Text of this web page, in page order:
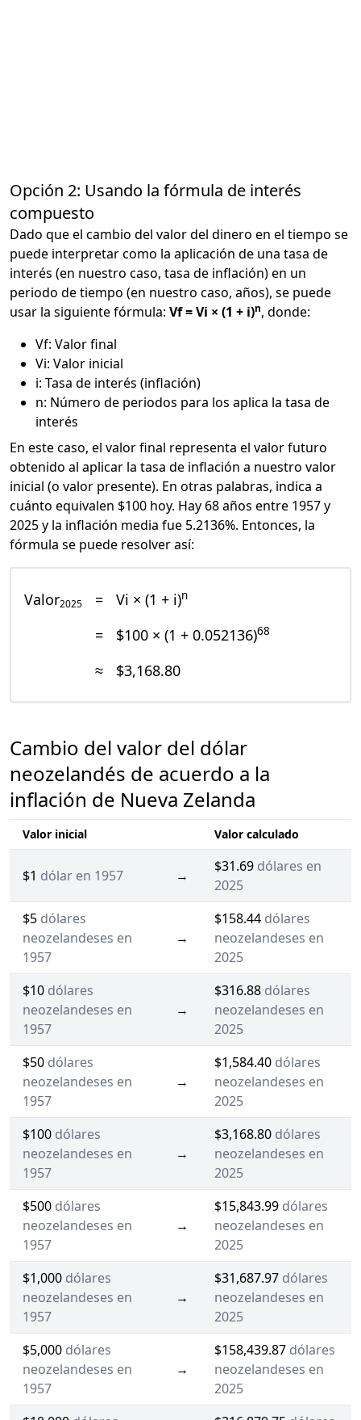
Opción 2: Usando la fórmula de interés
compuesto
Dado que el cambio del valor del dinero en el tiempo se
puede interpretar como la aplicación de una tasa de
interés (en nuestro caso, tasa de inflación) en un
periodo de tiempo (en nuestro caso, años), se puede
usar la siguiente fórmula: Vf = Vi × (1 + i)n, donde:
Vf: Valor final
Vi: Valor inicial
i: Tasa de interés (inflación)
n: Número de periodos para los aplica la tasa de
interés
En este caso, el valor final representa el valor futuro
obtenido al aplicar la tasa de inflación a nuestro valor
inicial (o valor presente). En otras palabras, indica a
cuánto equivalen $100 hoy. Hay 68 años entre 1957 y
2025 y la inflación media fue 5.2136%. Entonces, la
fórmula se puede resolver así:
Valor2025 = Vi × (1 + i)n
= $100 × (1 + 0.052136)68
≈ $3,168.80
Cambio del valor del dólar
neozelandés de acuerdo a la
inflación de Nueva Zelanda
Valor inicial Valor calculado
$1 dólar en 1957 →
$31.69 dólares en
2025
$5 dólares
neozelandeses en
1957
→
$158.44 dólares
neozelandeses en
2025
$10 dólares
neozelandeses en
1957
→
$316.88 dólares
neozelandeses en
2025
$50 dólares
neozelandeses en
1957
→
$1,584.40 dólares
neozelandeses en
2025
$100 dólares
neozelandeses en
1957
→
$3,168.80 dólares
neozelandeses en
2025
$500 dólares
neozelandeses en
1957
→
$15,843.99 dólares
neozelandeses en
2025
$1,000 dólares
neozelandeses en
1957
→
$31,687.97 dólares
neozelandeses en
2025
$5,000 dólares
neozelandeses en
1957
→
$158,439.87 dólares
neozelandeses en
2025